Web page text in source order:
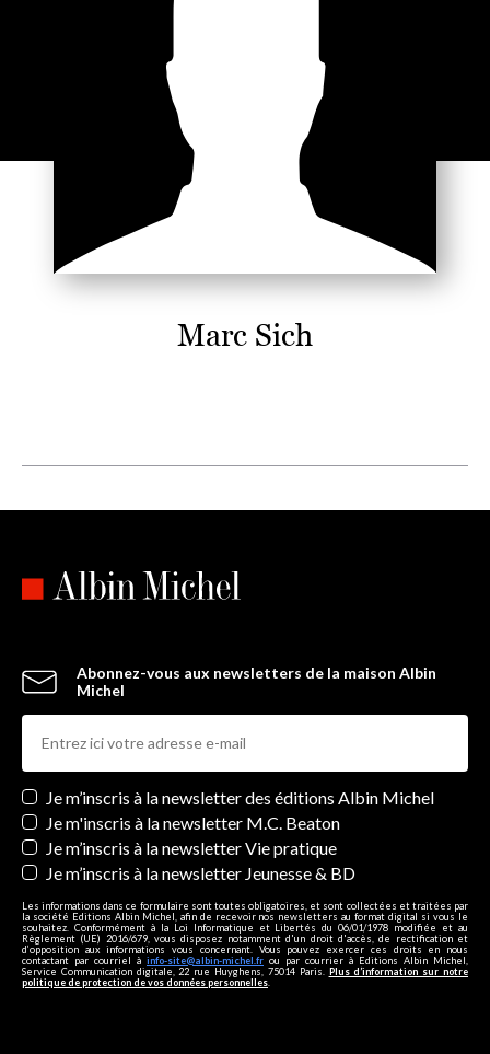
Marc Sich
Abonnez-vous aux newsletters de la maison Albin
Michel
Newsletters
Je m’inscris à la newsletter des éditions Albin Michel
Je m'inscris à la newsletter M.C. Beaton
Je m’inscris à la newsletter Vie pratique
Je m’inscris à la newsletter Jeunesse & BD
Les informations dans ce formulaire sont toutes obligatoires, et sont collectées et traitées par
la société Editions Albin Michel, afin de recevoir nos newsletters au format digital si vous le
souhaitez. Conformément à la Loi Informatique et Libertés du 06/01/1978 modifiée et au
Règlement (UE) 2016/679, vous disposez notamment d'un droit d'accès, de rectification et
d’opposition aux informations vous concernant. Vous pouvez exercer ces droits en nous
contactant par courriel à info-site@albin-michel.fr ou par courrier à Editions Albin Michel,
Service Communication digitale, 22 rue Huyghens, 75014 Paris. Plus d’information sur notre
politique de protection de vos données personnelles